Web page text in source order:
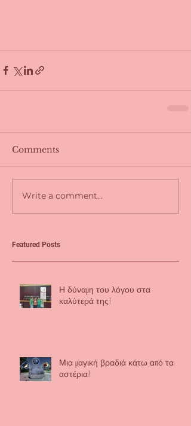
Comments
Write a comment...
Featured Posts
Η δύναμη του λόγου στα
καλύτερά της!
Μια μαγική βραδιά κάτω από τα
αστέρια!